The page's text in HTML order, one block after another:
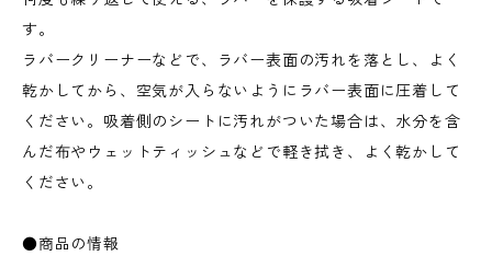
す。
ラバークリーナーなどで、ラバー表面の汚れを落とし、よく
乾かしてから、空気が入らないようにラバー表面に圧着して
ください。吸着側のシートに汚れがついた場合は、水分を含
んだ布やウェットティッシュなどで軽き拭き、よく乾かして
ください。
●商品の情報